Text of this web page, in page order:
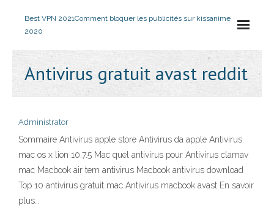
Best VPN 2021Comment bloquer les publicités sur kissanime
2020
Antivirus gratuit avast reddit
Administrator
Sommaire Antivirus apple store Antivirus da apple Antivirus
mac os x lion 10.7.5 Mac quel antivirus pour Antivirus clamav
mac Macbook air tem antivirus Macbook antivirus download
Top 10 antivirus gratuit mac Antivirus macbook avast En savoir
plus…